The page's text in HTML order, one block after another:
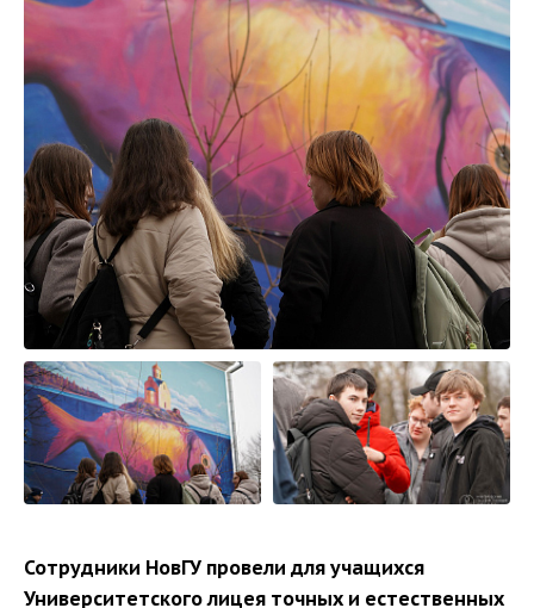
Сотрудники НовГУ провели для учащихся
Университетского лицея точных и естественных